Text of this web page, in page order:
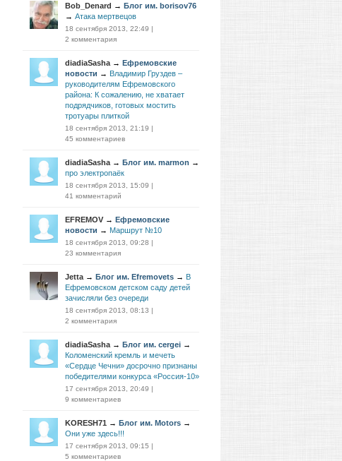
Bob_Denard → Блог им. borisov76
→ Атака мертвецов
18 сентября 2013, 22:49 |
2 комментария
diadiaSasha → Ефремовские
новости → Владимир Груздев –
руководителям Ефремовского
района: К сожалению, не хватает
подрядчиков, готовых мостить
тротуары плиткой
18 сентября 2013, 21:19 |
45 комментариев
diadiaSasha → Блог им. marmon →
про электропаёк
18 сентября 2013, 15:09 |
41 комментарий
EFREMOV → Ефремовские
новости → Маршрут №10
18 сентября 2013, 09:28 |
23 комментария
Jetta → Блог им. Efremovets → В
Ефремовском детском саду детей
зачисляли без очереди
18 сентября 2013, 08:13 |
2 комментария
diadiaSasha → Блог им. cergei →
Коломенский кремль и мечеть
«Сердце Чечни» досрочно признаны
победителями конкурса «Россия-10»
17 сентября 2013, 20:49 |
9 комментариев
KORESH71 → Блог им. Motors →
Они уже здесь!!!
17 сентября 2013, 09:15 |
5 комментариев